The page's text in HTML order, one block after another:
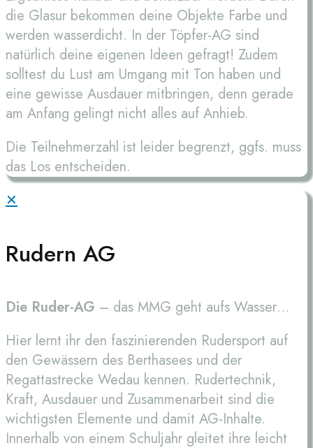
die Glasur bekommen deine Objekte Farbe und
werden wasserdicht. In der Töpfer-AG sind
natürlich deine eigenen Ideen gefragt! Zudem
solltest du Lust am Umgang mit Ton haben und
eine gewisse Ausdauer mitbringen, denn gerade
am Anfang gelingt nicht alles auf Anhieb.
Die Teilnehmerzahl ist leider begrenzt, ggfs. muss
das Los entscheiden.
✕
Rudern AG
Die Ruder-AG – das MMG geht aufs Wasser…
Hier lernt ihr den faszinierenden Rudersport auf
den Gewässern des Berthasees und der
Regattastrecke Wedau kennen. Rudertechnik,
Kraft, Ausdauer und Zusammenarbeit sind die
wichtigsten Elemente und damit AG-Inhalte.
Innerhalb von einem Schuljahr gleitet ihre leicht